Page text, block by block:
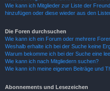
Wie kann ich Mitglieder zur Liste der
hinzufügen oder diese wieder aus den
Die Foren durchsuchen
Wie kann ich ein Forum oder mehrere
Weshalb erhalte ich bei der Suche keine
Warum bekomme ich bei der Suche eine
Wie kann ich nach Mitgliedern suchen?
Wie kann ich meine eigenen Beiträge und
Abonnements und Lesezeichen